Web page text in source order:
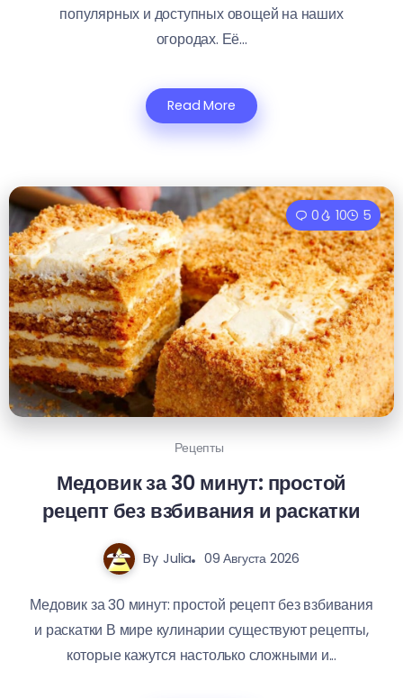
популярных и доступных овощей на наших
огородах. Её...
Read More
0 10 5
Рецепты
Медовик за 30 минут: простой
рецепт без взбивания и раскатки
By Julia 09 Августа 2026
Медовик за 30 минут: простой рецепт без взбивания
и раскатки В мире кулинарии существуют рецепты,
которые кажутся настолько сложными и...